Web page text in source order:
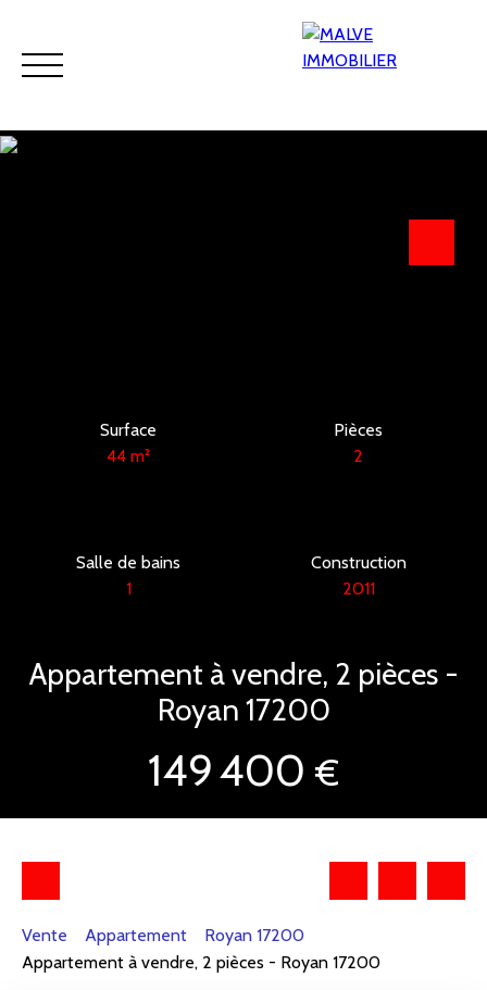
Surface
44m²
Pièces
2
Salle de bains
1
Construction
2011
Appartement à vendre, 2 pièces -
Royan 17200
149 400 €
Vente Appartement
Royan 17200
Appartement à vendre, 2 pièces - Royan 17200